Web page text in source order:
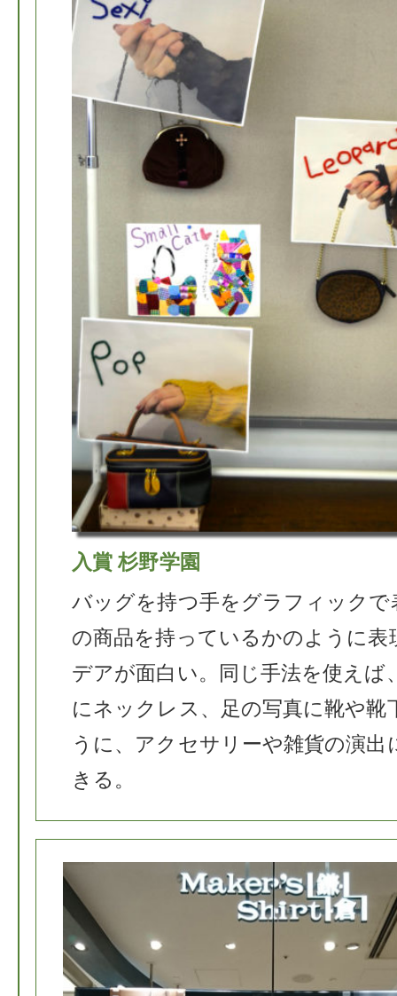
入賞 杉野学園
バッグを持つ手をグラフィックで
の商品を持っているかのように表
デアが面白い。同じ手法を使えば
にネックレス、足の写真に靴や靴
うに、アクセサリーや雑貨の演出
きる。